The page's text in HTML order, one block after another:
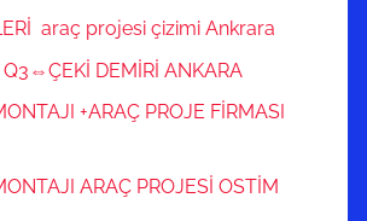
araç projesi çizimi Ankrara
Q3⇔ÇEKİ DEMİRİ ANKARA
+ARAÇ PROJE FİRMASI
ARAÇ PROJESİ OSTİM